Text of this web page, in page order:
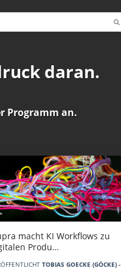
daran.
Programm an.
macht KI Workflows zu
Produ…
TOBIAS GOECKE (GÖCKE) -